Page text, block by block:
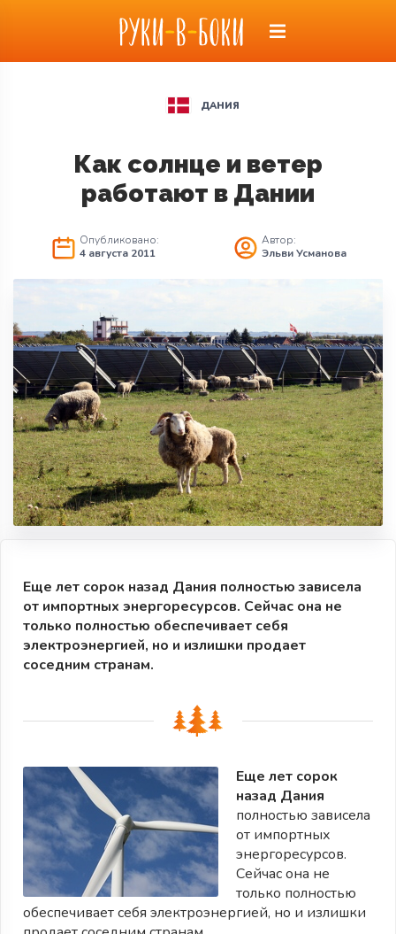
ДАНИЯ
Как солнце и ветер
работают в Дании
Опубликовано:
4 августа 2011
Автор:
Эльви Усманова
Еще лет сорок назад Дания полностью зависела
от импортных энергоресурсов. Сейчас она не
только полностью обеспечивает себя
электроэнергией, но и излишки продает
соседним странам.
Еще лет сорок
назад Дания
полностью зависела
от импортных
энергоресурсов.
Сейчас она не
только полностью
обеспечивает себя электроэнергией, но и излишки